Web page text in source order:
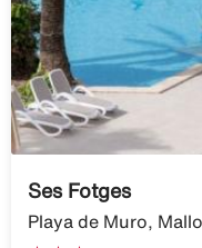
Ses Fotges
Playa de Muro,